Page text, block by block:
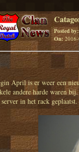
Posted by:
On:2016-
April is er weer een
andere harde waren
server in het rack geplaatst.